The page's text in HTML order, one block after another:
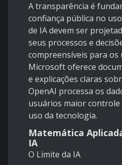
A transparência é
confiança pública no
de IA devem ser
seus processos e
compreensíveis para os
Microsoft oferece
e explicações claras
OpenAI processa os
usuários maior controle
uso da tecnologia.
Matemática
IA
O Limite da IA